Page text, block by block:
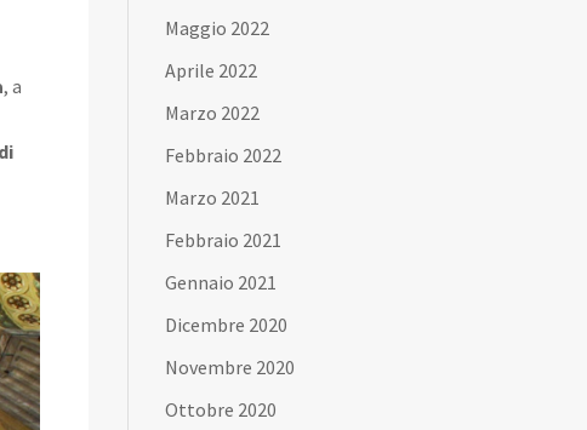
, a
Maggio 2022
Aprile 2022
Marzo 2022
Febbraio 2022
Marzo 2021
Febbraio 2021
Gennaio 2021
Dicembre 2020
Novembre 2020
Ottobre 2020